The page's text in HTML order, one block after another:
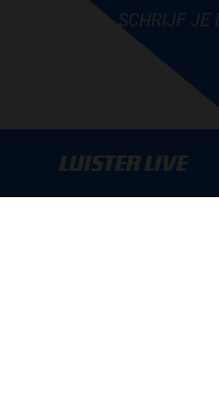
SCHRIJF JE
LUISTER LIVE